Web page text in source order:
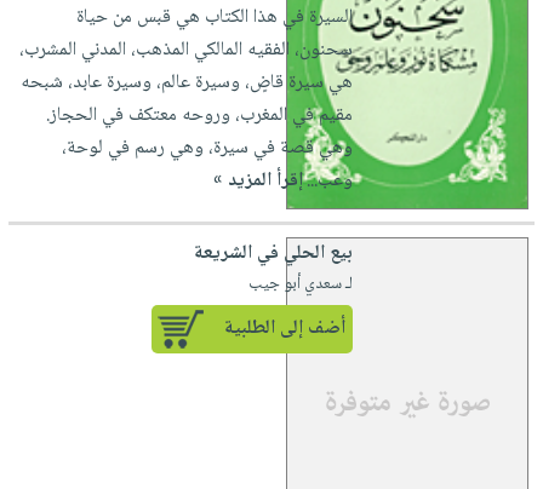
السيرة في هذا الكتاب هي قبس من حياة
سحنون، الفقيه المالكي المذهب، المدني المشرب،
هي سيرة قاضٍ، وسيرة عالم، وسيرة عابد، شبحه
مقيم في المغرب، وروحه معتكف في الحجاز.
وهي قصة في سيرة، وهي رسم في لوحة،
وعب...إقرأ المزيد »
بيع الحلي في الشريعة
لـ سعدي أبو جيب
أضف إلى الطلبية